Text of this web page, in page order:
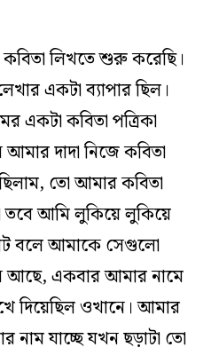
কবিতালিখতেশুরুকরেছি।
একটাব্যাপারছিল।
একটাকবিতাপত্রিকা
আমারদাদানিজেকবিতা
তোআমারকবিতা
তবেআমিলুকিয়েলুকিয়ে
বলেআমাকেসেগুলো
আছে, একবারআমারনামে
দিয়েছিলওখানে। আমার
নামযাচ্ছে যখনছড়াটা তো